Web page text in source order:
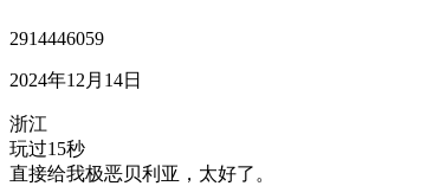
2914446059
2024年12月14日
浙江
玩过15秒
直接给我极恶贝利亚，太好了。